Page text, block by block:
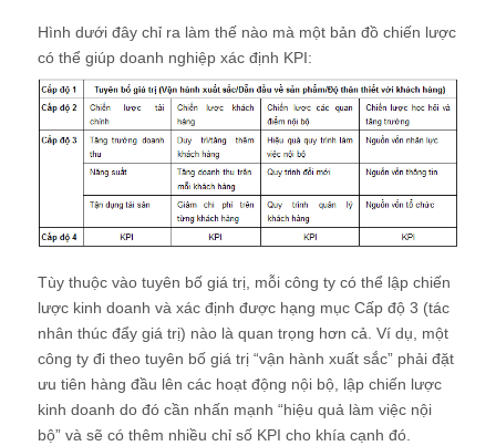
Hình dưới đây chỉ ra làm thế nào mà một bản đồ chiến lược
có thể giúp doanh nghiệp xác định KPI:
Tùy thuộc vào tuyên bố giá trị, mỗi công ty có thể lập chiến
lược kinh doanh và xác định được hạng mục Cấp độ 3 (tác
nhân thúc đẩy giá trị) nào là quan trọng hơn cả. Ví dụ, một
công ty đi theo tuyên bố giá trị “vận hành xuất sắc” phải đặt
ưu tiên hàng đầu lên các hoạt động nội bộ, lập chiến lược
kinh doanh do đó cần nhấn mạnh “hiệu quả làm việc nội
bộ” và sẽ có thêm nhiều chỉ số KPI cho khía cạnh đó.